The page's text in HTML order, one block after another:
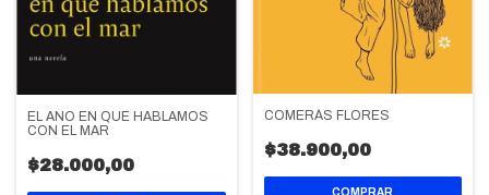
EL AÑO EN QUE HABLAMOS
CON EL MAR
$28.000,00
COMERÁS FLORES
$38.900,00